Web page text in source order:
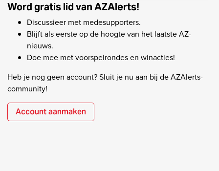
Word gratis lid van AZAlerts!
Discussieer met medesupporters.
Blijft als eerste op de hoogte van het laatste AZ-
nieuws.
Doe mee met voorspelrondes en winacties!
Heb je nog geen account? Sluit je nu aan bij de AZAlerts-
community!
Account aanmaken